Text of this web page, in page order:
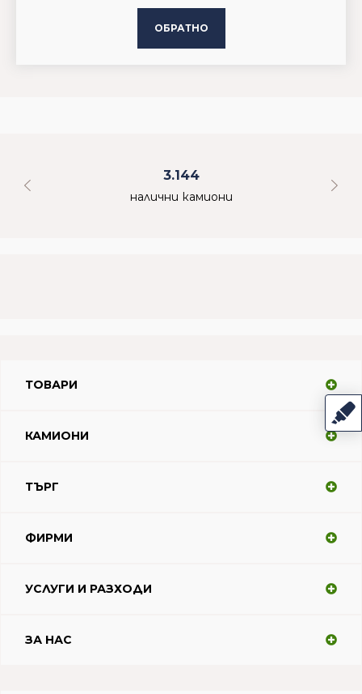
ОБРАТНО
3.144
налични камиони
ТОВАРИ
КАМИОНИ
ТЪРГ
ФИРМИ
УСЛУГИ И РАЗХОДИ
ЗА НАС